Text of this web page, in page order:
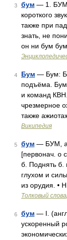
3 бум — 1. БУМ,
короткого
также при
знать, не
он ни бум
4 Бум — Бум:
подъёма.
и команд
чрезмерное
также
Википедия
5 бум — БУМ, а,
[первонач. о
б. Поднять б.
глухом и
из орудия. •
Толковый
6 бум — I.
ускоренный